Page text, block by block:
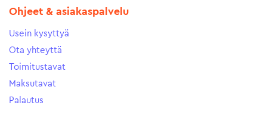
Ohjeet & asiakaspalvelu
Usein kysyttyä
Ota yhteyttä
Toimitustavat
Maksutavat
Palautus